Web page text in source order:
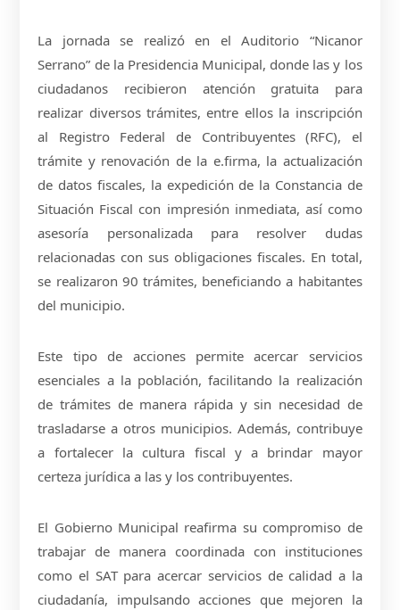
La jornada se realizó en el Auditorio “Nicanor
Serrano” de la Presidencia Municipal, donde las y los
ciudadanos recibieron atención gratuita para
realizar diversos trámites, entre ellos la inscripción
al Registro Federal de Contribuyentes (RFC), el
trámite y renovación de la e.firma, la actualización
de datos fiscales, la expedición de la Constancia de
Situación Fiscal con impresión inmediata, así como
asesoría personalizada para resolver dudas
relacionadas con sus obligaciones fiscales. En total,
se realizaron 90 trámites, beneficiando a habitantes
del municipio.
Este tipo de acciones permite acercar servicios
esenciales a la población, facilitando la realización
de trámites de manera rápida y sin necesidad de
trasladarse a otros municipios. Además, contribuye
a fortalecer la cultura fiscal y a brindar mayor
certeza jurídica a las y los contribuyentes.
El Gobierno Municipal reafirma su compromiso de
trabajar de manera coordinada con instituciones
como el SAT para acercar servicios de calidad a la
ciudadanía, impulsando acciones que mejoren la